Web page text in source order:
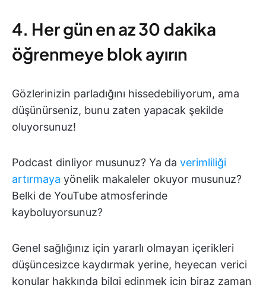
4. Her gün en az 30 dakika
öğrenmeye blok ayırın
Gözlerinizin parladığını hissedebiliyorum, ama
düşünürseniz, bunu zaten yapacak şekilde
oluyorsunuz!
Podcast dinliyor musunuz? Ya da verimliliği
artırmaya yönelik makaleler okuyor musunuz?
Belki de YouTube atmosferinde
kayboluyorsunuz?
Genel sağlığınız için yararlı olmayan içerikleri
düşüncesizce kaydırmak yerine, heyecan verici
konular hakkında bilgi edinmek için biraz zaman